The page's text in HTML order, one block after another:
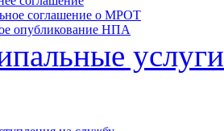
соглашение о МРОТ
опубликование НПА
услуги